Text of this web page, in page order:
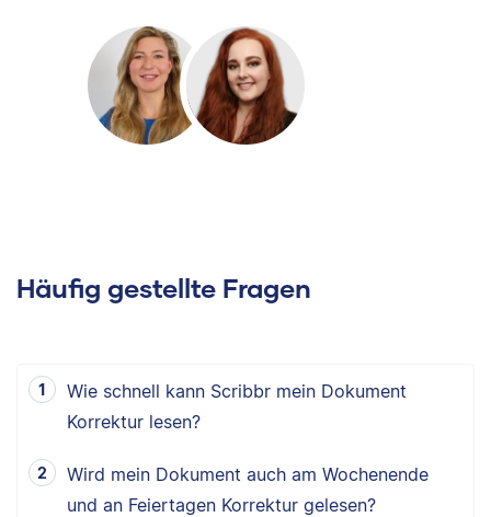
Häufig gestellte Fragen
Wie schnell kann Scribbr mein Dokument
Korrektur lesen?
Wird mein Dokument auch am Wochenende
und an Feiertagen Korrektur gelesen?